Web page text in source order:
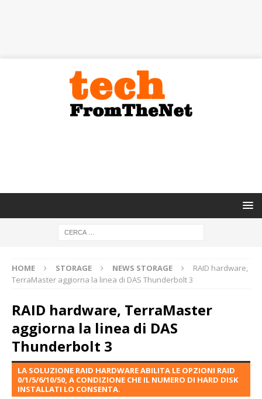
HOME STORAGE NEWS STORAGE
RAID hardware,
TerraMaster aggiorna la linea di DAS Thunderbolt 3
RAID hardware, TerraMaster
aggiorna la linea di DAS
Thunderbolt 3
LA SOLUZIONE RAID HARDWARE ABILITA LE OPZIONI RAID
0/1/5/6/10/50, A CONDIZIONE CHE IL NUMERO DI HARD DISK
INSTALLATI LO CONSENTA.